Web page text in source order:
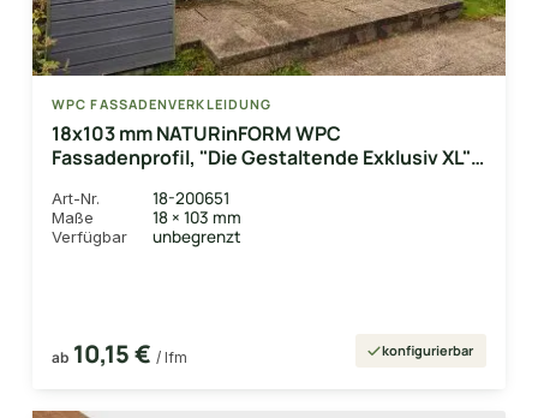
WPC FASSADENVERKLEIDUNG
18x103 mm NATURinFORM WPC
Fassadenprofil, "Die Gestaltende Exklusiv XL"
Basaltgrau, Deckmaß: 99mm
Art-Nr. 18-200651
Maße 18 × 103 mm
Verfügbar unbegrenzt
ab 10,15 € / lfm konfigurierbar